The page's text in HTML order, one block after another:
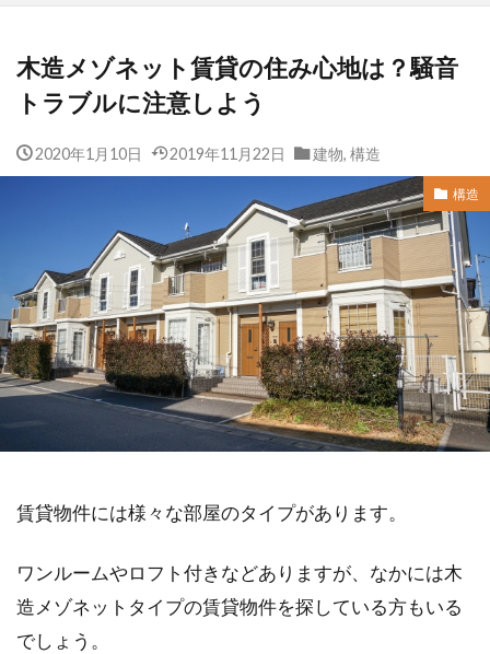
木造メゾネット賃貸の住み心地は？騒音
トラブルに注意しよう
2020年1月10日 2019年11月22日 建物, 構造
構造
賃貸物件には様々な部屋のタイプがあります。
ワンルームやロフト付きなどありますが、なかには木
造メゾネットタイプの賃貸物件を探している方もいる
でしょう。